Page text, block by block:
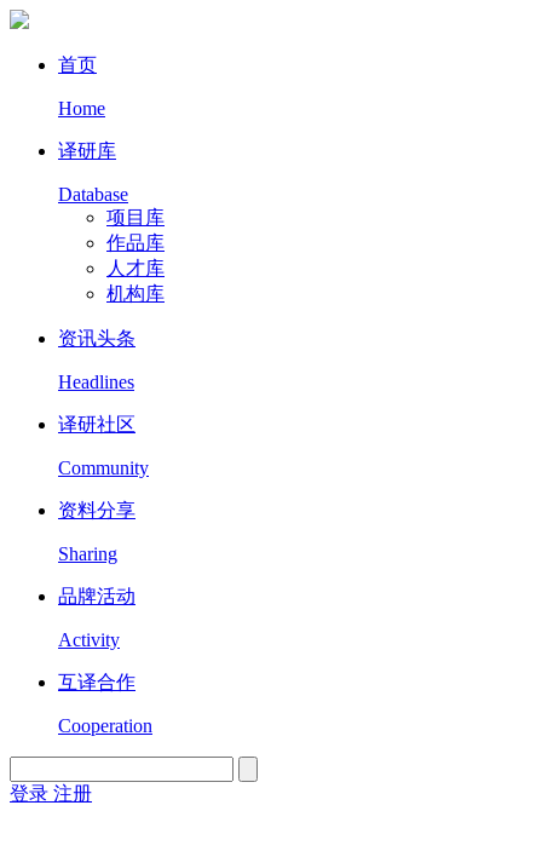
首页
Home
译研库
Database
项目库
作品库
人才库
机构库
资讯头条
Headlines
译研社区
Community
资料分享
Sharing
品牌活动
Activity
互译合作
Cooperation
登录 注册